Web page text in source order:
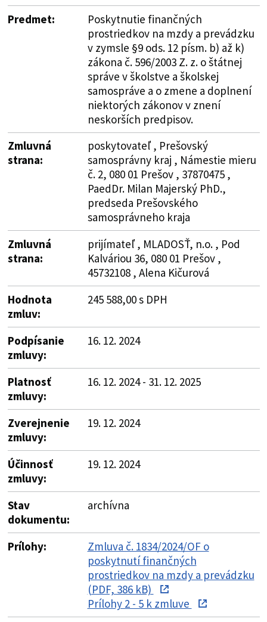
Predmet:
Poskytnutie finančných
prostriedkov na mzdy a prevádzku
v zymsle §9 ods. 12 písm. b) až k)
zákona č. 596/2003 Z. z. o štátnej
správe v školstve a školskej
samospráve a o zmene a doplnení
niektorých zákonov v znení
neskorších predpisov.
Zmluvná
strana:
poskytovateľ , Prešovský
samosprávny kraj , Námestie mieru
č. 2, 080 01 Prešov , 37870475 ,
PaedDr. Milan Majerský PhD.,
predseda Prešovského
samosprávneho kraja
Zmluvná
strana:
prijímateľ , MLADOSŤ, n.o. , Pod
Kalváriou 36, 080 01 Prešov ,
45732108 , Alena Kičurová
Hodnota
zmluv:
245 588,00 s DPH
Podpísanie
zmluvy:
16. 12. 2024
Platnosť
zmluvy:
16. 12. 2024 - 31. 12. 2025
Zverejnenie
zmluvy:
19. 12. 2024
Účinnosť
zmluvy:
19. 12. 2024
Stav
dokumentu:
archívna
Prílohy:
Zmluva č. 1834/2024/OF o
poskytnutí finančných
prostriedkov na mzdy a prevádzku
(PDF, 386 kB)
Prílohy 2 - 5 k zmluve